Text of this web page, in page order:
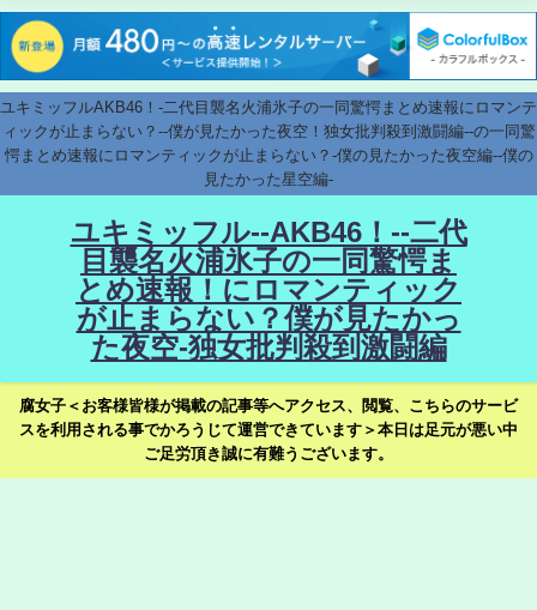
ユキミッフルAKB46！-二代目襲名火浦氷子の一同驚愕まとめ速報にロマンテ
ィックが止まらない？--僕が見たかった夜空！独女批判殺到激闘編--の一同驚
愕まとめ速報にロマンティックが止まらない？-僕の見たかった夜空編--僕の
見たかった星空編-
ユキミッフル--AKB46！--二代
目襲名火浦氷子の一同驚愕ま
とめ速報！にロマンティック
が止まらない？僕が見たかっ
た夜空-独女批判殺到激闘編
腐女子＜お客様皆様が掲載の記事等へアクセス、閲覧、こちらのサービ
スを利用される事でかろうじて運営できています＞本日は足元が悪い中
ご足労頂き誠に有難うございます。